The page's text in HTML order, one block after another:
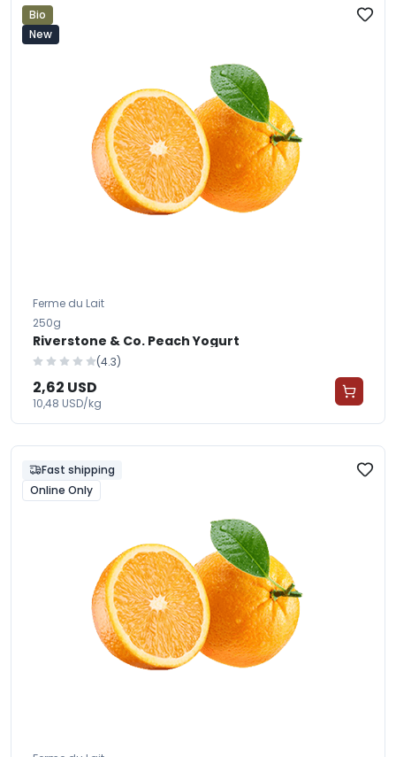
Bio
New
Ferme du Lait
250g
Riverstone & Co. Peach Yogurt
(4.3)
2,62 USD
10,48 USD/kg
Fast shipping
Online Only